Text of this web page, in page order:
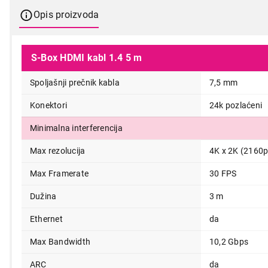
Opis proizvoda
S-Box HDMI kabl 1.4 5 m
Spoljašnji prečnik kabla 7,5 mm
Konektori 24k pozlaćeni
Minimalna interferencija
Max rezolucija 4K x 2K
Max Framerate 30 FPS
Dužina 3 m
Ethernet da
Max Bandwidth 10,2 Gbps
ARC da
1.090,00